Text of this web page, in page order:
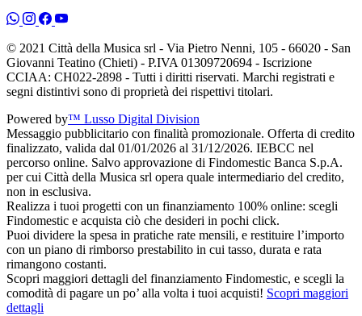
© 2021 Città della Musica srl - Via Pietro Nenni, 105 - 66020 - San
Giovanni Teatino (Chieti) - P.IVA 01309720694 - Iscrizione
CCIAA: CH022-2898 - Tutti i diritti riservati. Marchi registrati e
segni distintivi sono di proprietà dei rispettivi titolari.
Powered by™ Lusso Digital Division
Messaggio pubblicitario con finalità promozionale. Offerta di credito
finalizzato, valida dal 01/01/2026 al 31/12/2026. IEBCC nel
percorso online. Salvo approvazione di Findomestic Banca S.p.A.
per cui Città della Musica srl opera quale intermediario del credito,
non in esclusiva.
Realizza i tuoi progetti con un finanziamento 100% online: scegli
Findomestic e acquista ciò che desideri in pochi click.
Puoi dividere la spesa in pratiche rate mensili, e restituire l’importo
con un piano di rimborso prestabilito in cui tasso, durata e rata
rimangono costanti.
Scopri maggiori dettagli del finanziamento Findomestic, e scegli la
comodità di pagare un po’ alla volta i tuoi acquisti! Scopri maggiori
dettagli